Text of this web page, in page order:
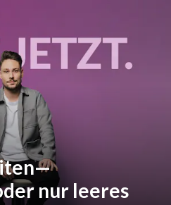
nur leeres